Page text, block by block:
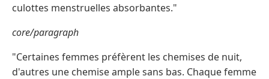
culottes menstruelles absorbantes."
core/paragraph
"Certaines femmes préfèrent les chemises de nuit,
d'autres une chemise ample sans bas. Chaque femme